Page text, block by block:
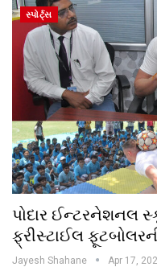
સ્પોર્ટ્સ
પોદાર ઈન્ટરનેશનલ
ફ્રીસ્ટાઈલ
Jayesh Shahane Apr 17,